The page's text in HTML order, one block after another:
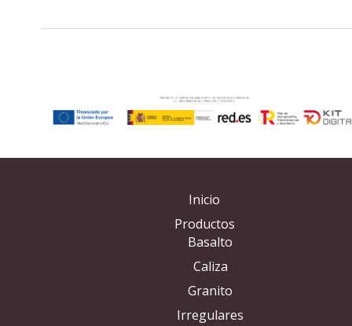
Inicio
Productos
Basalto
Caliza
Granito
Irregulares